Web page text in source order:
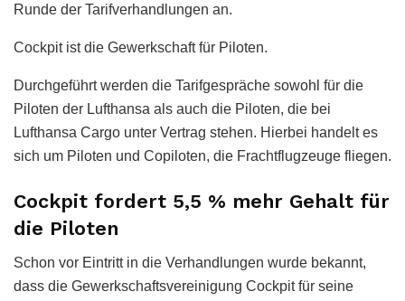
Runde der Tarifverhandlungen an.
Cockpit ist die Gewerkschaft für Piloten.
Durchgeführt werden die Tarifgespräche sowohl für die
Piloten der Lufthansa als auch die Piloten, die bei
Lufthansa Cargo unter Vertrag stehen. Hierbei handelt es
sich um Piloten und Copiloten, die Frachtflugzeuge fliegen.
Cockpit fordert 5,5 % mehr Gehalt für
die Piloten
Schon vor Eintritt in die Verhandlungen wurde bekannt,
dass die Gewerkschaftsvereinigung Cockpit für seine